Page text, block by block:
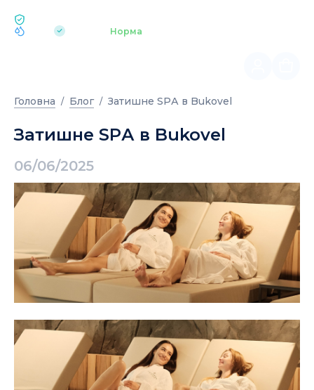
| Норма
Головна Блог Затишне SPА в Bukovel
Затишне SPА в Bukovel
06/06/2025